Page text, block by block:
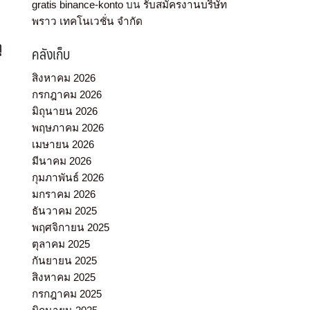
gratis binance-konto บน รับสมัครงานบริษัท
พราว เทคโนเวชั่น จำกัด
คลังเก็บ
สิงหาคม 2026
กรกฎาคม 2026
มิถุนายน 2026
พฤษภาคม 2026
เมษายน 2026
มีนาคม 2026
กุมภาพันธ์ 2026
มกราคม 2026
ธันวาคม 2025
พฤศจิกายน 2025
ตุลาคม 2025
กันยายน 2025
สิงหาคม 2025
กรกฎาคม 2025